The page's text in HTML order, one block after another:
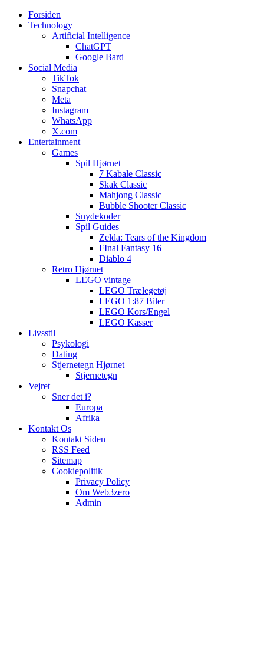
Web3zero.dk
Web3zero.dk
Forsiden
Technology
Artificial Intelligence
ChatGPT
Google Bard
Social Media
TikTok
Snapchat
Meta
Instagram
WhatsApp
X.com
Entertainment
Games
Spil Hjørnet
7 Kabale Classic
Skak Classic
Mahjong Classic
Bubble Shooter Classic
Snydekoder
Spil Guides
Zelda: Tears of the Kingdom
FInal Fantasy 16
Diablo 4
Retro Hjørnet
LEGO vintage
LEGO Trælegetøj
LEGO 1:87 Biler
LEGO Kors/Engel
LEGO Kasser
Livsstil
Psykologi
Dating
Stjernetegn Hjørnet
Stjernetegn
Vejret
Sner det i?
Europa
Afrika
Kontakt Os
Kontakt Siden
RSS Feed
Sitemap
Cookiepolitik
Privacy Policy
Om Web3zero
Admin